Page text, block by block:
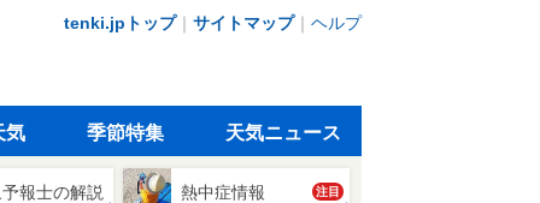
tenki.jpトップ｜ サイトマップ｜ ヘルプ
気 季節特集 天気ニュース
報士の解説 熱中症情報 注目